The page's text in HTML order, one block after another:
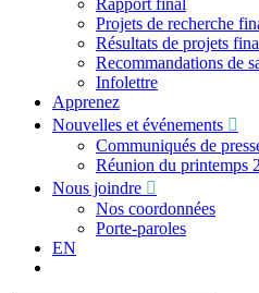
Rapport final
Projets de recherche
Résultats de projets
Recommandations de
Infolettre
Apprenez
Nouvelles et événements
Communiqués de
Réunion du printemps
Nous joindre
Nos coordonnées
Porte-paroles
EN